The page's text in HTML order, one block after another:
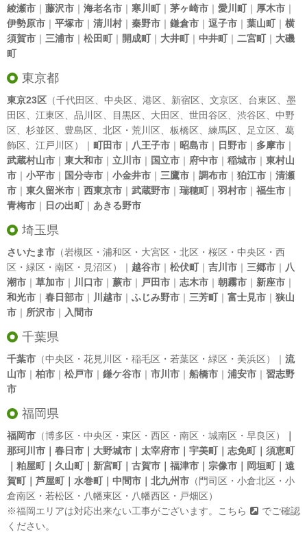
綾瀬市 ｜ 藤沢市 ｜ 海老名市 ｜ 寒川町｜ 茅ヶ崎市 ｜ 愛川町｜ 厚木市 ｜
伊勢原市 ｜ 平塚市 ｜ 清川村｜ 秦野市 ｜ 鎌倉市 ｜ 逗子市 ｜ 葉山町｜ 横
須賀市 ｜ 三浦市 ｜ 松田町｜ 開成町｜ 大井町｜ 中井町｜ 二宮町｜ 大磯
町
東京都
東京23区 （千代田区 中央区 港区 新宿区 文京区 台東区
墨
田区
江東区 品川区 目黒区 大田区 世田谷区 渋谷区
中野
区
杉並区 豊島区 北区 ・ 荒川区 板橋区 練馬区 足立区
葛
飾区
江戸川区）｜ 町田市 ｜ 八王子市 ｜ 昭島市 ｜ 日野市 ｜ 多摩市 ｜
武蔵村山市 ｜ 東大和市 ｜ 立川市 ｜ 国立市 ｜ 府中市 ｜ 稲城市 ｜ 東村山
市 ｜ 小平市 ｜ 国分寺市 ｜ 小金井市 ｜ 三鷹市 ｜ 調布市 ｜ 狛江市 ｜ 清瀬
市 ｜ 東久留米市 ｜ 西東京市 ｜ 武蔵野市 ｜ 瑞穂町｜ 羽村市 ｜ 福生市 ｜
青梅市 ｜ 日の出町｜ あきる野市
埼玉県
さいたま市 （岩槻区・浦和区・大宮区・北区・桜区・中央区・西
区・緑区・南区・見沼区）｜ 越谷市 ｜ 松伏町｜ 吉川市 ｜ 三郷市 ｜ 八
潮市 ｜ 草加市 ｜ 川口市 ｜ 蕨市 ｜ 戸田市 ｜ 志木市 ｜ 朝霧市 ｜ 新座市 ｜
和光市 ｜ 春日部市 ｜ 川越市 ｜ ふじみ野市 ｜ 三芳町｜ 富士見市 ｜ 狭山
市 ｜ 所沢市 ｜ 入間市
千葉県
千葉市 （中央区・花見川区・稲毛区・若葉区・緑区・美浜区）｜ 流
山市 ｜ 柏市 ｜ 松戸市 ｜ 鎌ケ谷市 ｜ 市川市 ｜ 船橋市 ｜ 浦安市 ｜ 習志野
市
福岡県
福岡市 （博多区・中央区・東区・西区・南区・城南区・早良区）
那珂川市｜春日市｜大野城市｜太宰府市｜宇美町｜志免町｜須恵町
｜粕屋町｜久山町｜新宮町｜古賀市｜福津市｜宗像市｜岡垣町｜遠
賀町｜芦屋町｜水巻町｜中間市｜北九州市 （門司区・小倉北区・小
倉南区・若松区・八幡東区・八幡西区・戸畑区）
※福岡エリアは対応出来ない工事がございます。
こちら
でご確認
ください。